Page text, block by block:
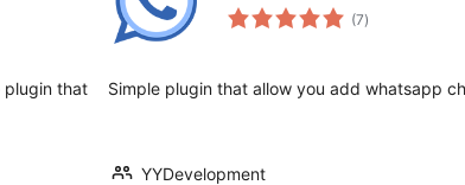
plugin that
(7টা
মুঠ)
Simple plugin that allow you add whatsapp
YYDevelopment